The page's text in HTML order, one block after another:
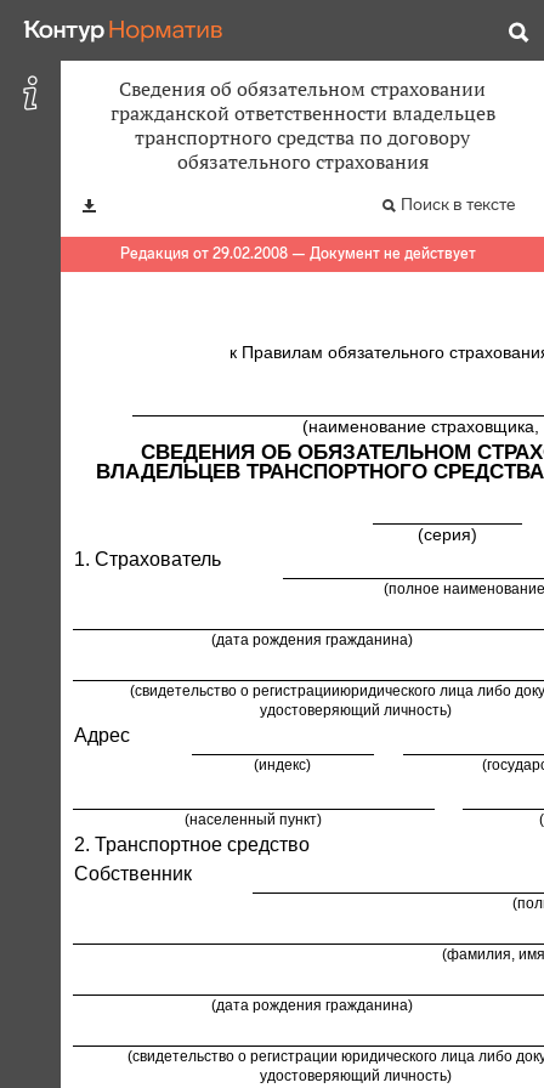
Сведения об обязательном страховании
гражданской ответственности владельцев
транспортного средства по договору
обязательного страхования
Поиск в тексте
Редакция от 29.02.2008 — Документ не действует
к Правилам обязательного
(наименование страховщика,
СВЕДЕНИЯ ОБ ОБЯЗАТЕЛЬНОМ
ВЛАДЕЛЬЦЕВ ТРАНСПОРТНОГО
(серия)
1. Страхователь
(полное
(дата рождения гражданина)
(свидетельство о регистрацииюридического лица либо
удостоверяющий личность)
Адрес
(индекс)
(населенный пункт)
2. Транспортное средство
Собственник
(фамилия,
(дата рождения гражданина)
(свидетельство о регистрации юридического лица либо
удостоверяющий личность)